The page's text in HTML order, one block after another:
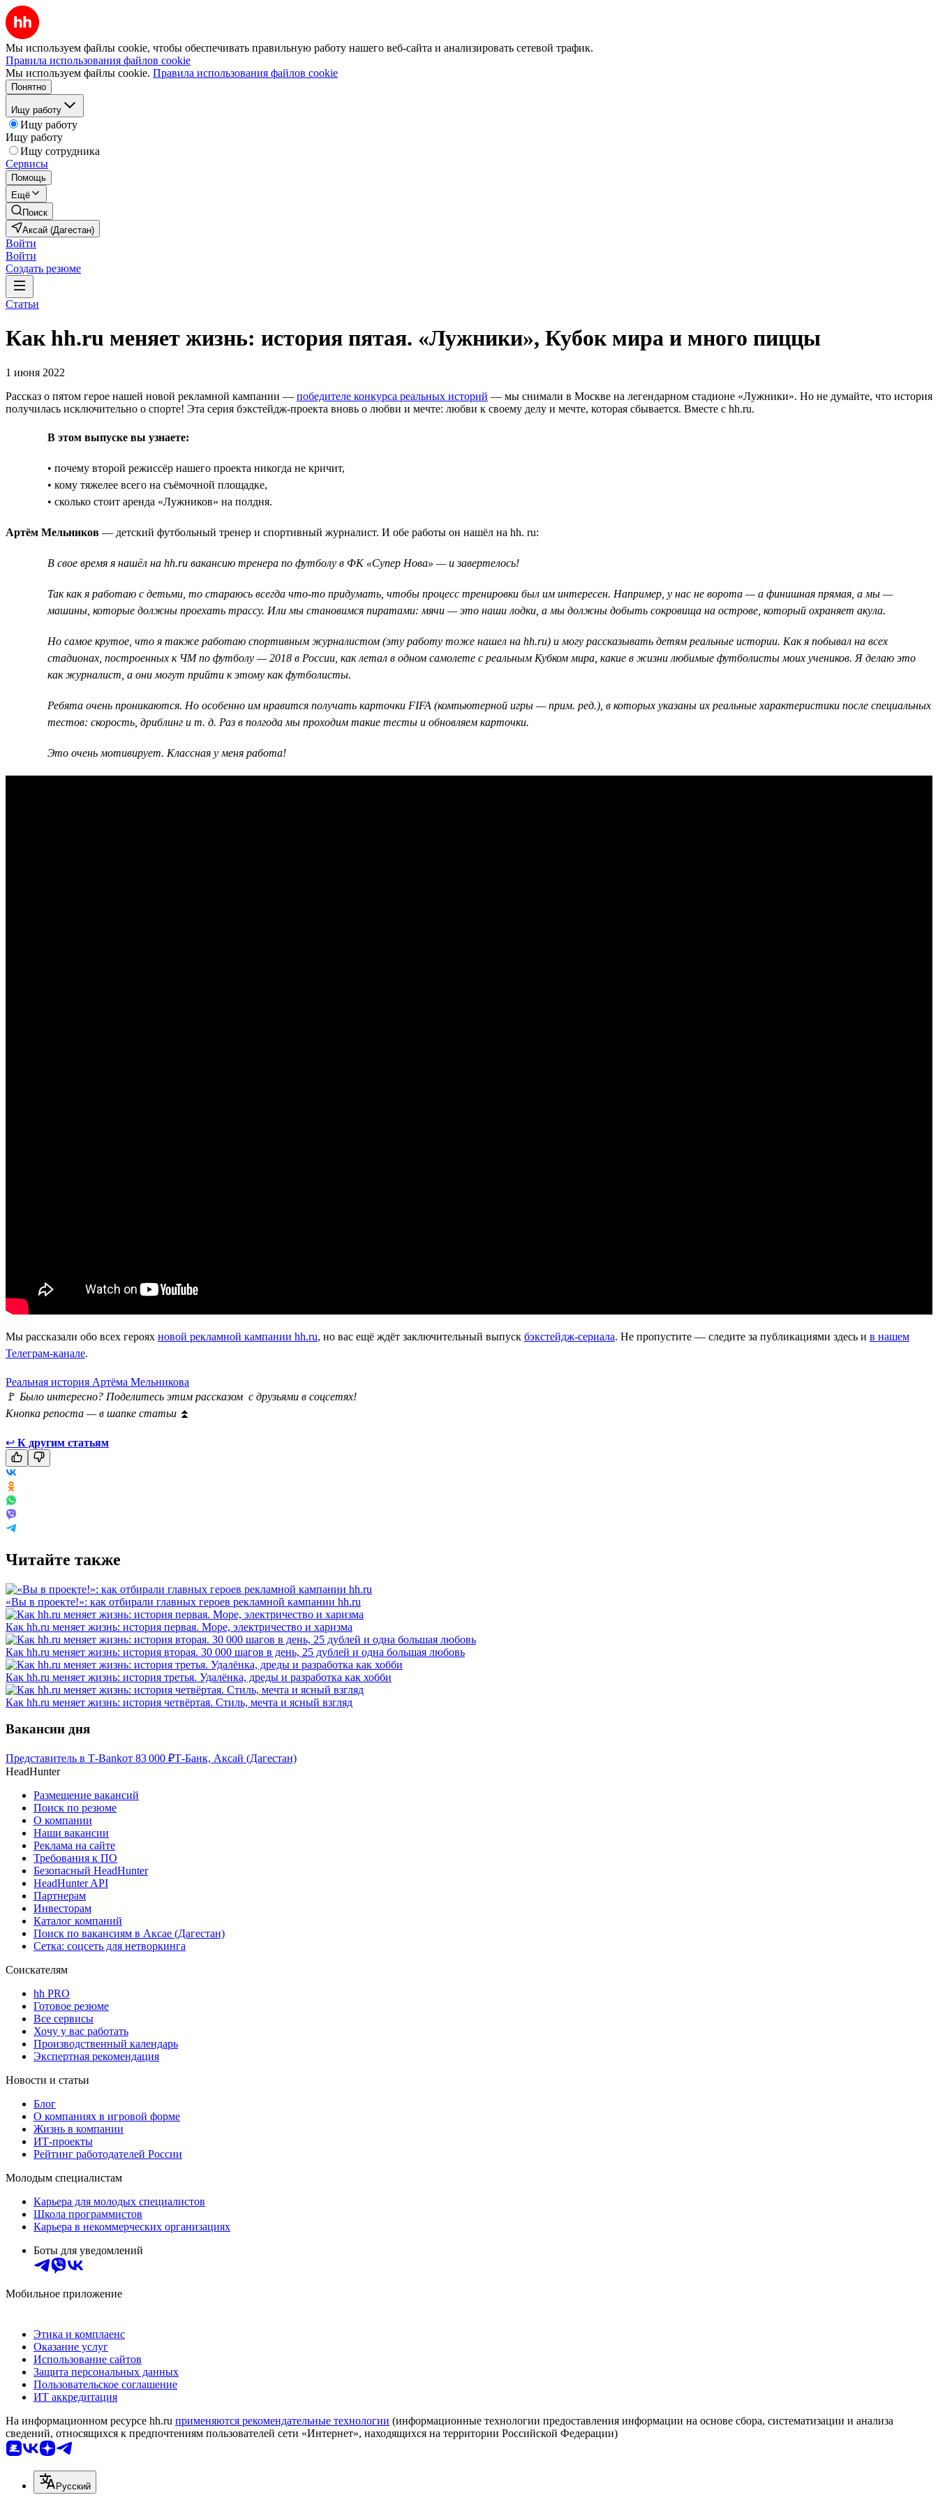
Мы используем файлы cookie, чтобы обеспечивать правильную работу нашего веб-сайта и анализировать сетевой трафик.
Правила использования файлов cookie
Мы используем файлы cookie. Правила использования файлов cookie
Понятно
Ищу работу
Ищу работу
Ищу работу
Ищу сотрудника
Сервисы
Помощь
Ещё
Поиск
Аксай (Дагестан)
Войти
Войти
Создать резюме
Статьи
Как hh.ru меняет жизнь: история пятая. «Лужники», Кубок мира и много пиццы
1 июня 2022
Рассказ о пятом герое нашей новой рекламной кампании — победителе конкурса реальных историй — мы снимали в Москве на легендарном стадионе «Лужники». Но не думайте, что история
получилась исключительно о спорте! Эта серия бэкстейдж-проекта вновь о любви и мечте: любви к своему делу и мечте, которая сбывается. Вместе с hh.ru.
В этом выпуске вы узнаете:
• почему второй режиссёр нашего проекта никогда не кричит,
• кому тяжелее всего на съёмочной площадке,
• сколько стоит аренда «Лужников» на полдня.
Артём Мельников — детский футбольный тренер и спортивный журналист. И обе работы он нашёл на hh. ru:
В свое время я нашёл на hh.ru вакансию тренера по футболу в ФК «Супер Нова» — и завертелось!
Так как я работаю с детьми, то стараюсь всегда что-то придумать, чтобы процесс тренировки был им интересен. Например, у нас не ворота — а финишная прямая, а мы —
машины, которые должны проехать трассу. Или мы становимся пиратами: мячи — это наши лодки, а мы должны добыть сокровища на острове, который охраняет акула.
Но самое крутое, что я также работаю спортивным журналистом (эту работу тоже нашел на hh.ru) и могу рассказывать детям реальные истории. Как я побывал на всех
стадионах, построенных к ЧМ по футболу — 2018 в России, как летал в одном самолете с реальным Кубком мира, какие в жизни любимые футболисты моих учеников. Я делаю это
как журналист, а они могут прийти к этому как футболисты.
Ребята очень проникаются. Но особенно им нравится получать карточки FIFA (компьютерной игры — прим. ред.), в которых указаны их реальные характеристики после специальных
тестов: скорость, дриблинг и т. д. Раз в полгода мы проходим такие тесты и обновляем карточки.
Это очень мотивирует. Классная у меня работа!
Мы рассказали обо всех героях новой рекламной кампании hh.ru, но вас ещё ждёт заключительный выпуск бэкстейдж-сериала. Не пропустите — следите за публикациями здесь и в нашем
Телеграм-канале.
Реальная история Артёма Мельникова
🚩 Было интересно? Поделитесь этим рассказом с друзьями в соцсетях!
Кнопка репоста — в шапке статьи ⏫
↩ К другим статьям
Читайте также
«Вы в проекте!»: как отбирали главных героев рекламной кампании hh.ru
Как hh.ru меняет жизнь: история первая. Море, электричество и харизма
Как hh.ru меняет жизнь: история вторая. 30 000 шагов в день, 25 дублей и одна большая любовь
Как hh.ru меняет жизнь: история третья. Удалёнка, дреды и разработка как хобби
Как hh.ru меняет жизнь: история четвёртая. Стиль, мечта и ясный взгляд
Вакансии дня
Представитель в Т-Bankот 83 000 ₽Т-Банк, Аксай (Дагестан)
HeadHunter
Размещение вакансий
Поиск по резюме
О компании
Наши вакансии
Реклама на сайте
Требования к ПО
Безопасный HeadHunter
HeadHunter API
Партнерам
Инвесторам
Каталог компаний
Поиск по вакансиям в Аксае (Дагестан)
Сетка: соцсеть для нетворкинга
Соискателям
hh PRO
Готовое резюме
Все сервисы
Хочу у вас работать
Производственный календарь
Экспертная рекомендация
Новости и статьи
Блог
О компаниях в игровой форме
Жизнь в компании
ИТ-проекты
Рейтинг работодателей России
Молодым специалистам
Карьера для молодых специалистов
Школа программистов
Карьера в некоммерческих организациях
Боты для уведомлений
Мобильное приложение
Этика и комплаенс
Оказание услуг
Использование сайтов
Защита персональных данных
Пользовательское соглашение
ИТ аккредитация
На информационном ресурсе hh.ru применяются рекомендательные технологии (информационные технологии предоставления информации на основе сбора, систематизации и анализа
сведений, относящихся к предпочтениям пользователей сети «Интернет», находящихся на территории Российской Федерации)
Русский